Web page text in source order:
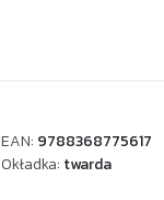
EAN: 9788368775617
Okładka: twarda